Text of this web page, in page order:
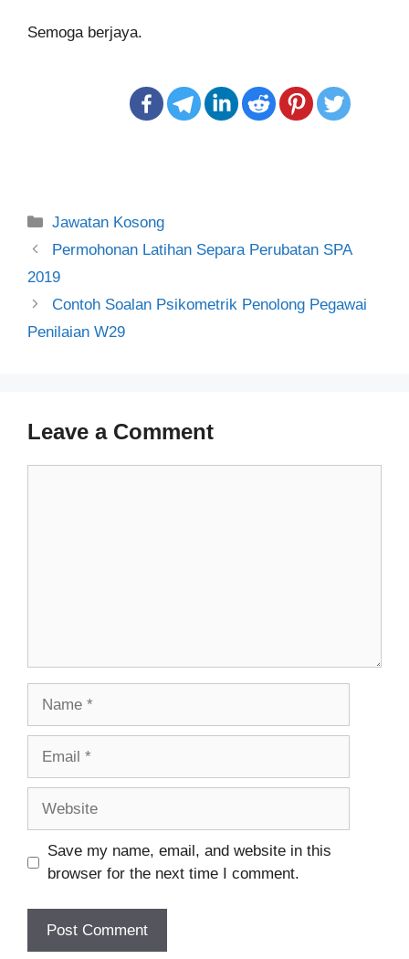
Semoga berjaya.
Categories
Jawatan Kosong
Post
navigation
Permohonan Latihan Separa Perubatan SPA
2019
Contoh Soalan Psikometrik Penolong Pegawai
Penilaian W29
Leave a Comment
Save my name, email, and website in this
browser for the next time I comment.